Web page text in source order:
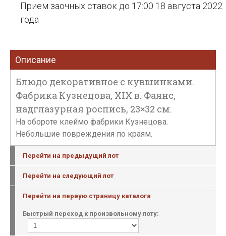
Прием заочных ставок до 17:00 18 августа 2022
года
Описание
Блюдо декоративное с кувшинками.
Фабрика Кузнецова, XIX в. Фаянс,
надглазурная роспись, 23×32 см.
На обороте клеймо фабрики Кузнецова.
Небольшие повреждения по краям.
Перейти на предыдущий лот
Перейти на следующий лот
Перейти на первую страницу каталога
Быстрый переход к произвольному лоту: